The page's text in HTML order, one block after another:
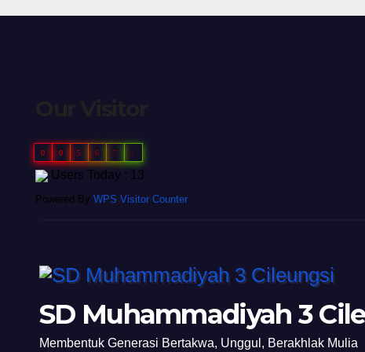
0 0 5 6 7 1
Users Today : 13
Powered By WPS Visitor Counter
SD Muhammadiyah 3
Membentuk Generasi Bertakwa, Unggul, Berakhlak Mulia